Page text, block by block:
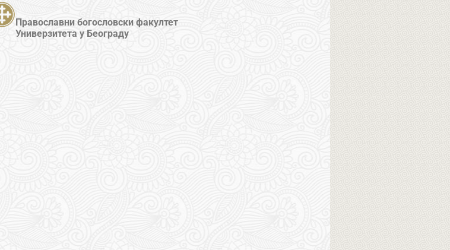
Православни богословски факултет
Универзитета у Београду